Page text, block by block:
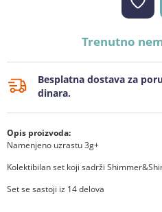
Trenutno
Besplatna dostava za
dinara.
Opis proizvoda:
Namenjeno uzrastu 3g+
Kolektibilan set koji sadrži
Set se sastoji iz 14 delova